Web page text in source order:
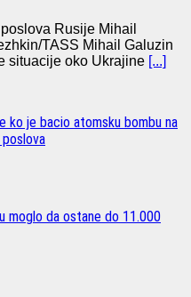
Rusije Mihail
TASS Mihail Galuzin
situacije oko Ukrajine [...]
ko je bacio atomsku bombu na
moglo da ostane do 11.000